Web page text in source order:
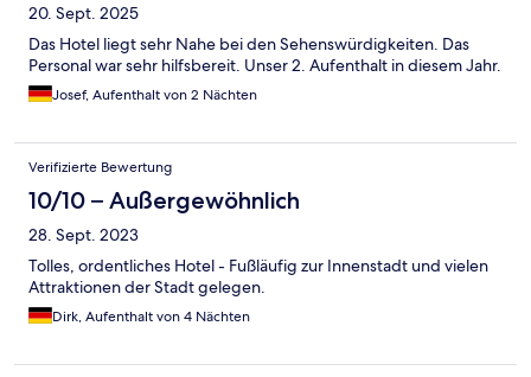
20. Sept. 2025
Das Hotel liegt sehr Nahe bei den Sehenswürdigkeiten. Das
Personal war sehr hilfsbereit. Unser 2. Aufenthalt in diesem Jahr.
Josef, Aufenthalt von 2 Nächten
Verifizierte Bewertung
10/10 – Außergewöhnlich
28. Sept. 2023
Tolles, ordentliches Hotel - Fußläufig zur Innenstadt und vielen
Attraktionen der Stadt gelegen.
Dirk, Aufenthalt von 4 Nächten